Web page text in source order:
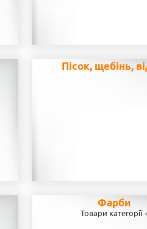
Пісок, щебінь,
Фарби
Товари категорії